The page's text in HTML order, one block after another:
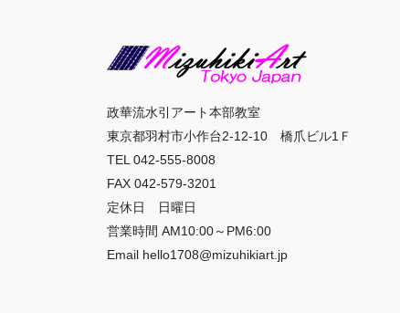
政華流水引アート本部教室
東京都羽村市小作台2-12-10 橋爪ビル1Ｆ
TEL 042-555-8008
FAX 042-579-3201
定休日 日曜日
営業時間 AM10:00～PM6:00
Email hello1708@mizuhikiart.jp